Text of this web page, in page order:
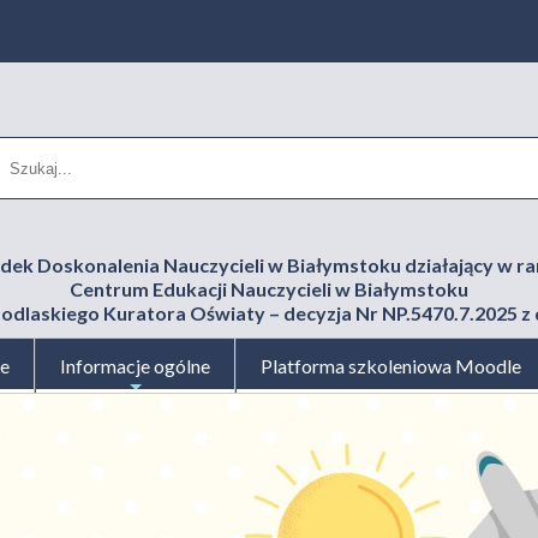
Doskonalenia Nauczycieli w Białymstoku działający w
Centrum Edukacji Nauczycieli w Białymstoku
Kuratora Oświaty – decyzja Nr NP.5470.7.2025 z
Informacje ogólne Platforma szkoleniowa Moodle